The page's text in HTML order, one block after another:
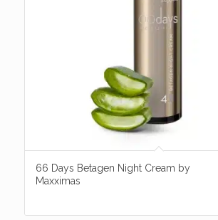
66 Days Betagen Night Cream by
Maxximas